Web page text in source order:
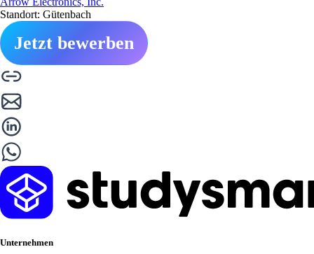
Standort: Gütenbach
Jetzt bewerben
Unternehmen